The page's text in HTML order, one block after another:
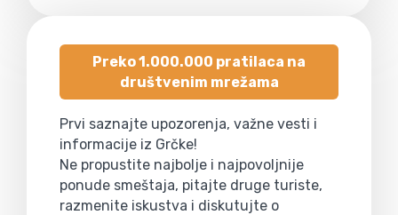
Preko 1.000.000 pratilaca na
društvenim mrežama
Prvi saznajte upozorenja, važne vesti i
informacije iz Grčke!
Ne propustite najbolje i najpovoljnije
ponude smeštaja, pitajte druge turiste,
razmenite iskustva i diskutujte o